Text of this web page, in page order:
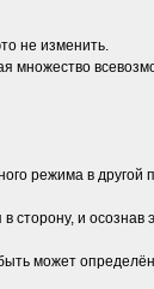
не изменить.
множество
режима в другой
и осознав
может